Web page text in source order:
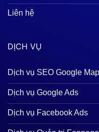
Liên hệ
DỊCH VỤ
Dịch vụ SEO Google
Dịch vụ Google Ads
Dịch vụ Facebook Ads